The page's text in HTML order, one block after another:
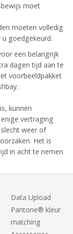
moet
moeten volledig
goedgekeurd.
een belangrijk
dagen tijd aan te
voorbeeldpakket
kunnen
vertraging
weer of
Het is
in acht te nemen.
Data Upload
Pantone® kleur
matching